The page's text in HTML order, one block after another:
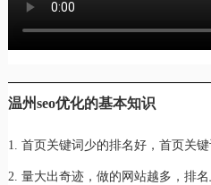
温州seo优化的基本知识
1. 首页关键词少的排名好，首页关键
2. 量大出奇迹，做的网站越多，排名